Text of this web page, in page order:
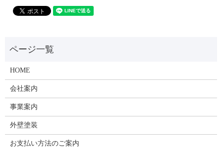
HOME
会社案内
事業案内
外壁塗装
お支払い方法のご案内